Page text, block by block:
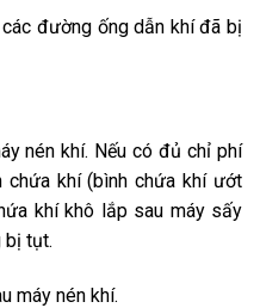
đường ống dẫn khí đã bị
nén khí. Nếu có đủ chỉ phí
khí (bình chứa khí ướt
khí khô lắp sau máy sấy
bị tụt.
máy nén khí.